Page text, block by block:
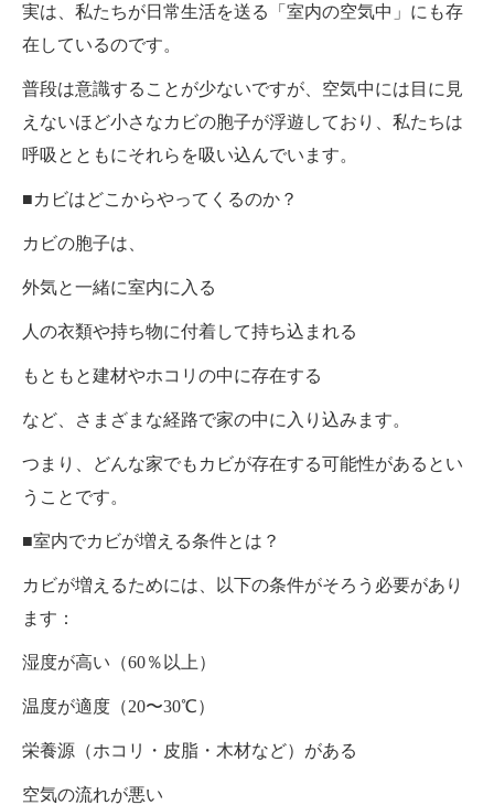
実は、私たちが日常生活を送る「室内の空気中」にも存
在しているのです。
普段は意識することが少ないですが、空気中には目に見
えないほど小さなカビの胞子が浮遊しており、私たちは
呼吸とともにそれらを吸い込んでいます。
■カビはどこからやってくるのか？
カビの胞子は、
外気と一緒に室内に入る
人の衣類や持ち物に付着して持ち込まれる
もともと建材やホコリの中に存在する
など、さまざまな経路で家の中に入り込みます。
つまり、どんな家でもカビが存在する可能性があるとい
うことです。
■室内でカビが増える条件とは？
カビが増えるためには、以下の条件がそろう必要があり
ます：
湿度が高い（60％以上）
温度が適度（20〜30℃）
栄養源（ホコリ・皮脂・木材など）がある
空気の流れが悪い